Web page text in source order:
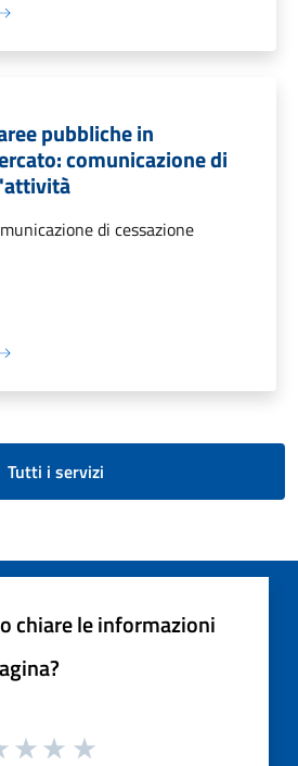
pubbliche in
comunicazione di
di cessazione
Tutti i servizi
chiare le informazioni